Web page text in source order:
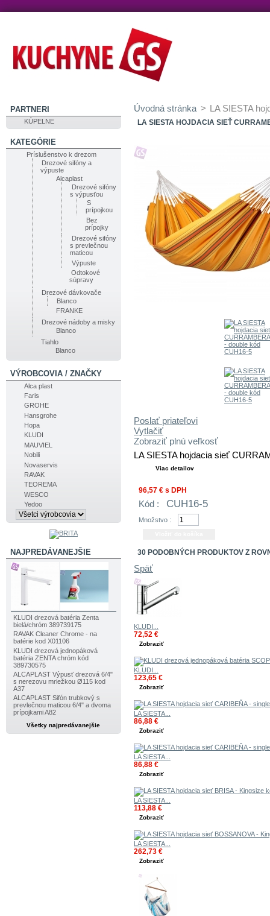
PARTNERI
KÚPELNE
KATEGÓRIE
Príslušenstvo k drezom
Drezové sifóny a
výpuste
Alcaplast
Drezové sifóny
s výpusťou
S
prípojkou
Bez
prípojky
Drezové sifóny
s prevlečnou
maticou
Výpuste
Odtokové
súpravy
Drezové dávkovače
Blanco
FRANKE
Drezové nádoby a misky
Blanco
Tiahlo
Blanco
VÝROBCOVIA / ZNAČKY
Alca plast
Faris
GROHE
Hansgrohe
Hopa
KLUDI
MAUVIEL
Nobili
Novaservis
RAVAK
TEOREMA
WESCO
Yedoo
NAJPREDÁVANEJŠIE
KLUDI drezová batéria Zenta
bielá/chróm 389739175
RAVAK Cleaner Chrome - na
batérie kod X01106
KLUDI drezová jednopáková
batéria ZENTA chróm kód
389730575
ALCAPLAST Výpusť drezová 6/4"
s nerezovu mriežkou Ø115 kod
A37
ALCAPLAST Sifón trubkový s
prevlečnou maticou 6/4" a dvoma
prípojkami A82
Všetky najpredávanejšie
Úvodná stránka > LA SIESTA
LA SIESTA HOJDACIA SIEŤ
Poslať priateľovi
Vytlačiť
Zobraziť plnú veľkosť
LA SIESTA hojdacia sieť
Viac detailov
96,57 € s DPH
Kód : CUH16-5
Množstvo :
30 PODOBNÝCH PRODUKTOV Z
Späť
KLUDI...
72,52 €
Zobraziť
KLUDI...
123,65 €
Zobraziť
LA SIESTA...
86,88 €
Zobraziť
LA SIESTA...
86,88 €
Zobraziť
LA SIESTA...
113,88 €
Zobraziť
LA SIESTA...
262,73 €
Zobraziť